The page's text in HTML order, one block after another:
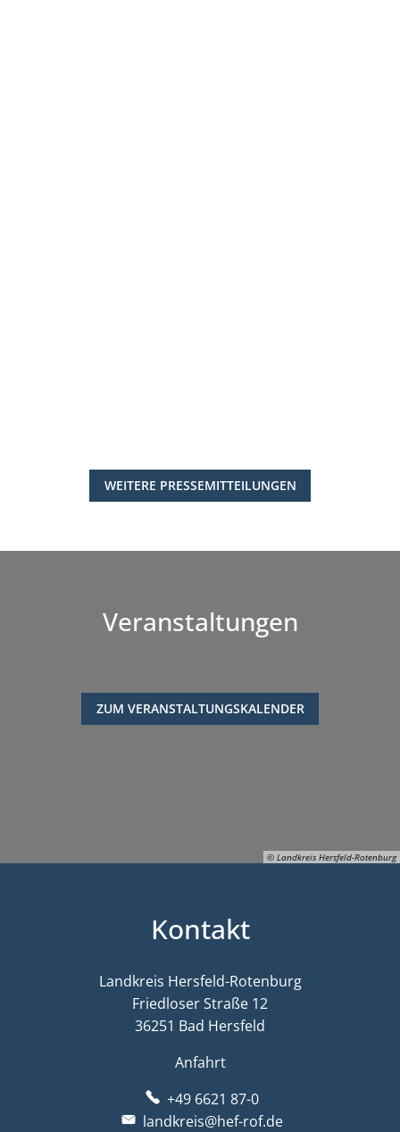
WEITERE PRESSEMITTEILUNGEN
© Landkreis Hersfeld-Rotenburg
Veranstaltungen
ZUM VERANSTALTUNGSKALENDER
Kontakt
Landkreis Hersfeld-Rotenburg
Friedloser Straße 12
36251 Bad Hersfeld
Anfahrt
+49 6621 87-0
landkreis@hef-rof.de